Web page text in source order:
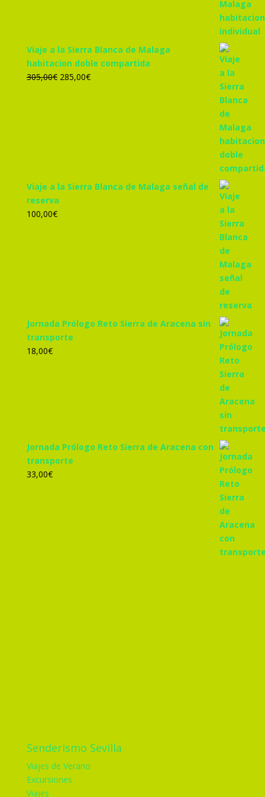
Viaje a la Sierra Blanca de Malaga
habitacion doble compartida
305,00€ El
285,00€El
Viaje a la Sierra Blanca de Malaga señal de
reserva
100,00€
Jornada Prólogo Reto Sierra de Aracena sin
transporte
18,00€
Jornada Prólogo Reto Sierra de Aracena con
transporte
33,00€
Senderismo Sevilla
Viajes de Verano
Excursiones
Viajes